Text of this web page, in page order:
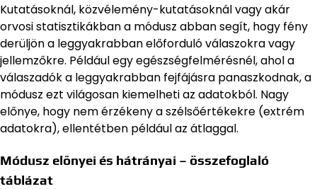
Kutatásoknál, közvélemény-kutatásoknál vagy akár
orvosi statisztikákban a módusz abban segít, hogy fény
derüljön a leggyakrabban előforduló válaszokra vagy
jellemzőkre. Például egy egészségfelmérésnél, ahol a
válaszadók a leggyakrabban fejfájásra panaszkodnak, a
módusz ezt világosan kiemelheti az adatokból. Nagy
előnye, hogy nem érzékeny a szélsőértékekre (extrém
adatokra), ellentétben például az átlaggal.
Módusz előnyei és hátrányai – összefoglaló
táblázat